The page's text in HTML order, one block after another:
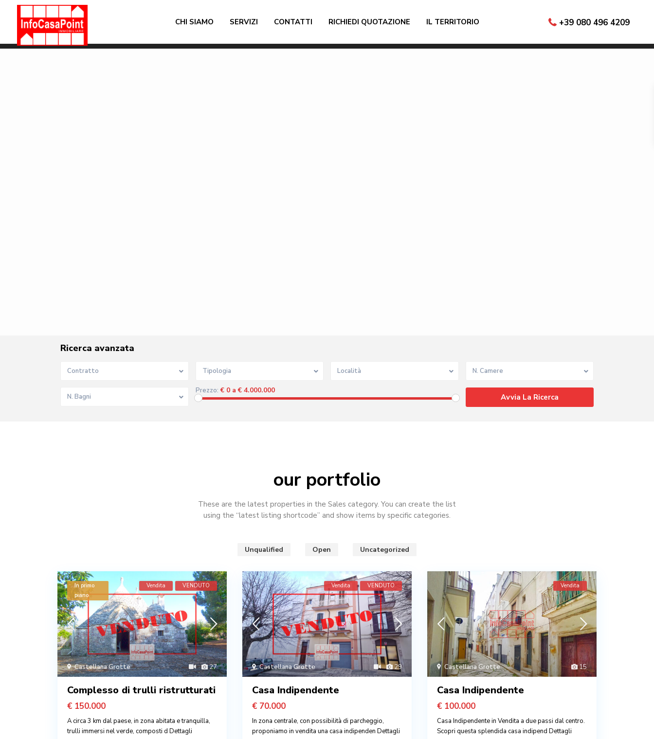
+39 080 496 4209
CHI SIAMO SERVIZI CONTATTI RICHIEDI QUOTAZIONE IL TERRITORIO
Ricerca avanzata
Contratto Tipologia Località N. Camere
N. Bagni
Prezzo: € 0 a € 4.000.000
our portfolio
These are the latest properties in the Sales category. You can create the list
using the “latest listing shortcode” and show items by specific categories.
Unqualified Open Uncategorized
27
Castellana Grotte
In primo
piano
Vendita VENDUTO
Complesso di trulli ristrutturati
€ 150.000
A circa 3 km dal paese, in zona abitata e tranquilla,
trulli immersi nel verde, composti d Dettagli
29
Castellana Grotte
Vendita VENDUTO
Casa Indipendente
€ 70.000
In zona centrale, con possibilità di parcheggio,
proponiamo in vendita una casa indipenden Dettagli
15
Castellana Grotte
Vendita
Casa Indipendente
€ 100.000
Casa Indipendente in Vendita a due passi dal centro.
Scopri questa splendida casa indipend Dettagli